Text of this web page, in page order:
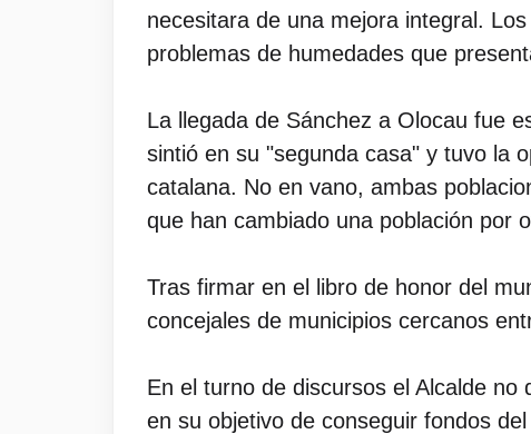
necesitara de una mejora integral.
problemas de humedades que
La llegada de Sánchez a Olocau fue
sintió en su "segunda casa" y tuvo la
catalana. No en vano, ambas
que han cambiado una población por
Tras firmar en el libro de honor del
concejales de municipios cercanos
En el turno de discursos el Alcalde
en su objetivo de conseguir fondos